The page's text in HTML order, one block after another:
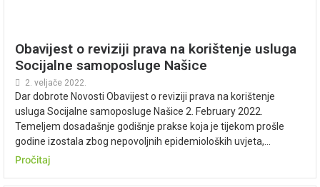
Obavijest o reviziji prava na korištenje usluga
Socijalne samoposluge Našice
2. veljače 2022.
Dar dobrote Novosti Obavijest o reviziji prava na korištenje
usluga Socijalne samoposluge Našice 2. February 2022.
Temeljem dosadašnje godišnje prakse koja je tijekom prošle
godine izostala zbog nepovoljnih epidemioloških uvjeta,...
Pročitaj